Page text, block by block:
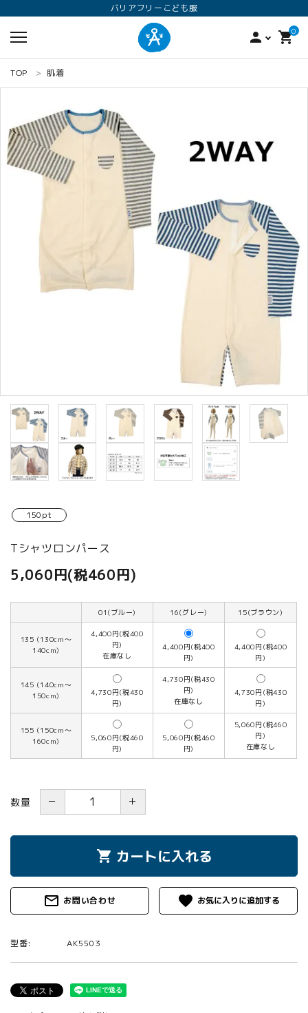
バリアフリーこども服
person 0
shopping_cart
search
160
ANGEL KIDS WEARのこだわり
meeting_room ログイン person 新規会員登録
TOP 肌着
150pt
Tシャツロンパース
5,060円(税460円)
01(ブルー) 16(グレー) 15(ブラウン)
135 (130cm～
140cm)
4,400円(税400
円)
在庫なし
4,400円(税400
円)
4,400円(税400
円)
145 (140cm～
150cm)
4,730円(税430
円)
4,730円(税430
円)
在庫なし
4,730円(税430
円)
155 (150cm～
160cm)
5,060円(税460
円)
5,060円(税460
円)
5,060円(税460
円)
在庫なし
数量 － ＋
shopping_cart カートに入れる
mail_outline お問い合わせ favorite
型番: AK5503